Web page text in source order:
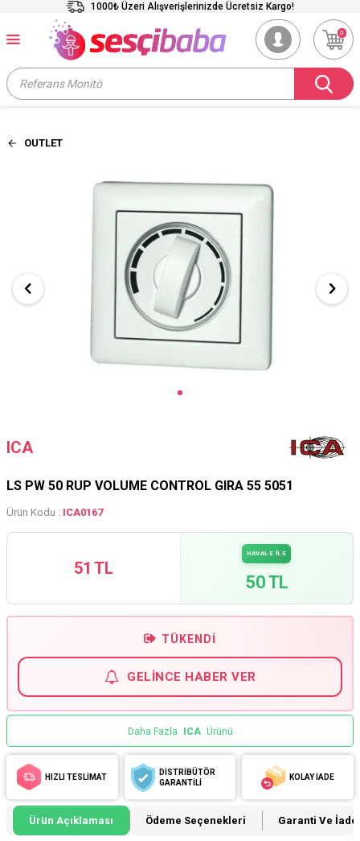
1000₺ Üzeri Alışverişlerinizde Ücretsiz Kargo!
0
OUTLET
ICA
LS PW 50 RUP VOLUME CONTROL GIRA 55 5051
Ürün Kodu : ICA0167
51 TL
HAVALE İLE
50 TL
TÜKENDI
GELINCE HABER VER
Daha Fazla ICA Ürünü
HIZLI TESLİMAT
DİSTRİBÜTÖR
GARANTİLİ
KOLAY İADE
Ürün Açıklaması Ödeme Seçenekleri Garanti Ve İade